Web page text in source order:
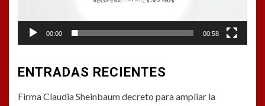
00:00 00:58
ENTRADAS RECIENTES
Firma Claudia Sheinbaum decreto para ampliar la